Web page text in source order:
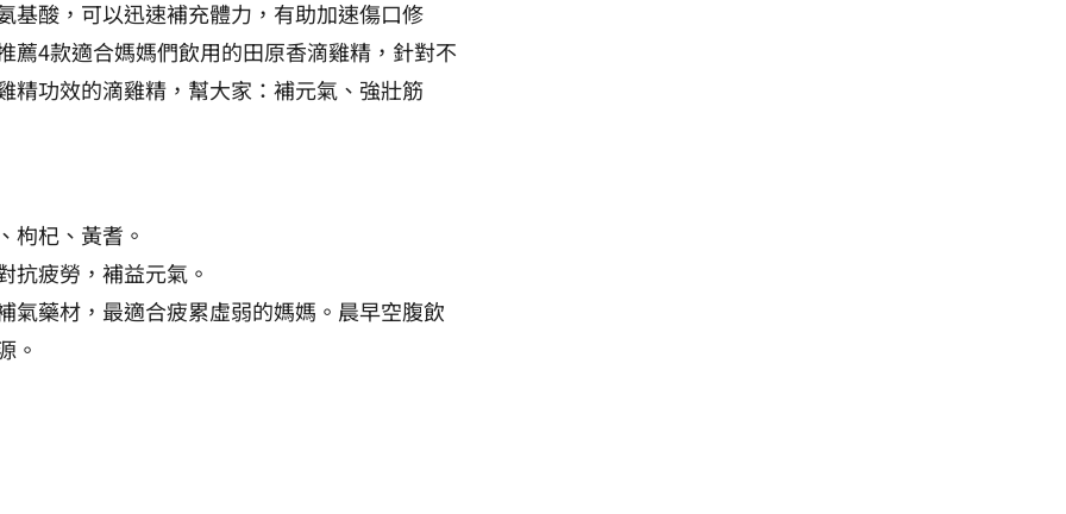
基酸，可以迅速補充體力，有助加速傷口修
薦4款適合媽媽們飲用的田原香滴雞精，針對不
精功效的滴雞精，幫大家：補元氣、強壯筋
枸杞、黃耆。
抗疲勞，補益元氣。
氣藥材，最適合疲累虛弱的媽媽。晨早空腹飲
。